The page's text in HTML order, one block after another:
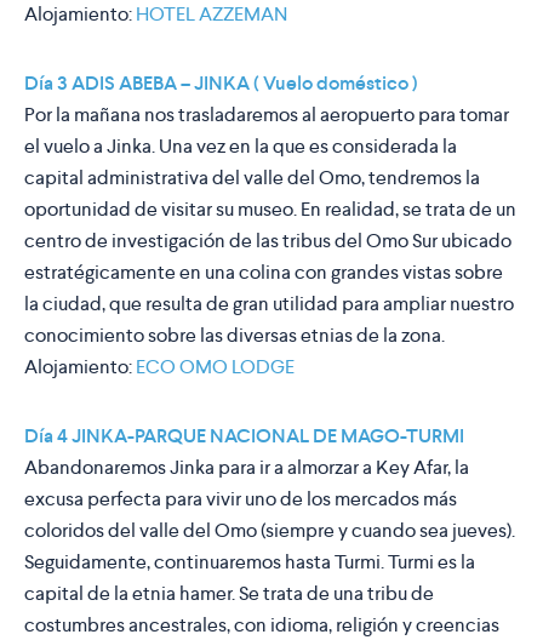
Alojamiento:HOTEL AZZEMAN
Día 3 ADIS ABEBA – JINKA ( Vuelo doméstico )
Por la mañana nos trasladaremos al aeropuerto para tomar
el vuelo a Jinka. Una vez en la que es considerada la
capital administrativa del valle del Omo, tendremos la
oportunidad de visitar su museo. En realidad, se trata de un
centro de investigación de las tribus del Omo Sur ubicado
estratégicamente en una colina con grandes vistas sobre
la ciudad, que resulta de gran utilidad para ampliar nuestro
conocimiento sobre las diversas etnias de la zona.
Alojamiento:ECO OMO LODGE
Día 4 JINKA-PARQUE NACIONAL DE MAGO-TURMI
Abandonaremos Jinka para ir a almorzar a Key Afar, la
excusa perfecta para vivir uno de los mercados más
coloridos del valle del Omo (siempre y cuando sea jueves).
Seguidamente, continuaremos hasta Turmi. Turmi es la
capital de la etnia hamer. Se trata de una tribu de
costumbres ancestrales, con idioma, religión y creencias